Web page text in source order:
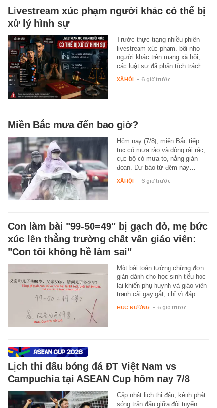
Livestream xúc phạm người khác có thể bị
xử lý hình sự
Trước thực trạng nhiều phiên
livestream xúc phạm, bôi nhọ
người khác trên mạng xã hội,
các luật sư đã phân tích trách…
XÃ HỘI - 6 giờ trước
Miền Bắc mưa đến bao giờ?
Hôm nay (7/8), miền Bắc tiếp
tục có mưa rào và dông rải rác,
cục bộ có mưa to, nắng gián
đoạn. Dự báo từ đêm nay…
XÃ HỘI - 6 giờ trước
Con làm bài "99-50=49" bị gạch đỏ, mẹ bức
xúc lên thẳng trường chất vấn giáo viên:
"Con tôi không hề làm sai"
Một bài toán tưởng chừng đơn
giản dành cho học sinh tiểu học
lại khiến phụ huynh và giáo viên
tranh cãi gay gắt, chỉ vì đáp…
HỌC ĐƯỜNG - 6 giờ trước
Lịch thi đấu bóng đá ĐT Việt Nam vs
Campuchia tại ASEAN Cup hôm nay 7/8
Cập nhật lịch thi đấu, kênh phát
sóng trận đấu giữa đội tuyển